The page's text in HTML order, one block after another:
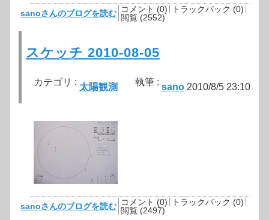
sanoさんのブログを読む コメント (0)
トラックバック (0)
閲覧 (2552)
スケッチ 2010-08-05
カテゴリ : 太陽観測 執筆 : sano 2010/8/5 23:10
sanoさんのブログを読む コメント (0)
トラックバック (0)
閲覧 (2497)